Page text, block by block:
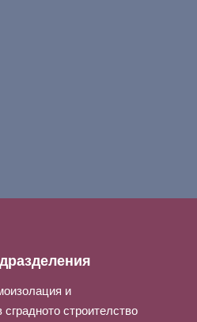
и
строителство